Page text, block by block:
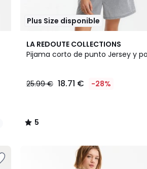
Plus Size disponible
LA REDOUTE COLLECTIONS
Pijama corto de punto Jersey y
25.99 € 18.71 € -28%
5
/
5
/